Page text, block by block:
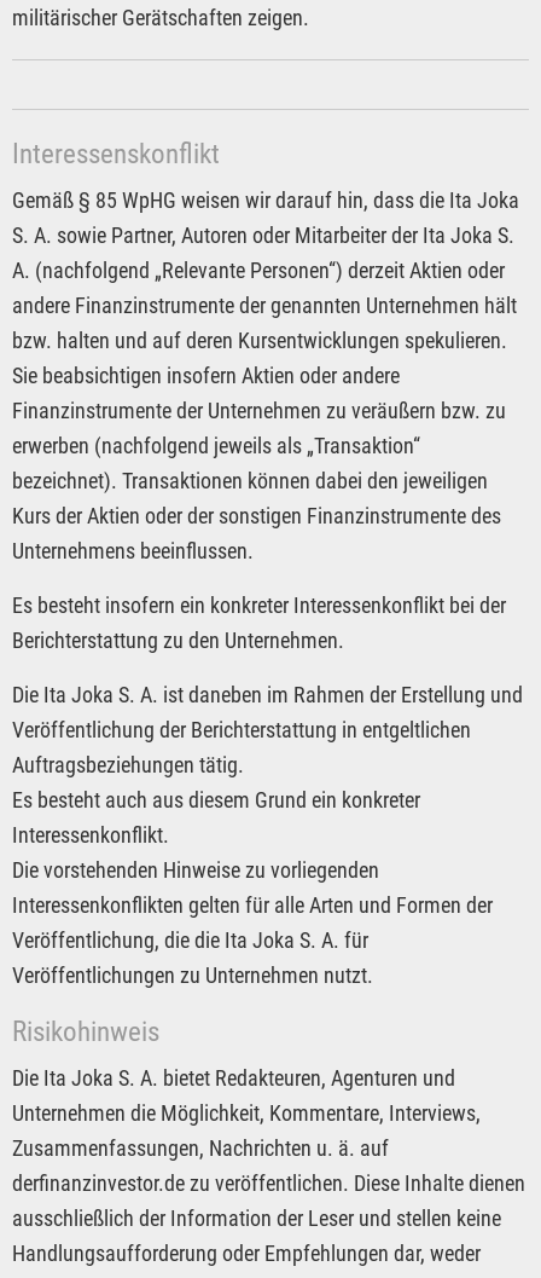
militärischer Gerätschaften zeigen.
Interessenskonflikt
Gemäß § 85 WpHG weisen wir darauf hin, dass die Ita Joka
S. A. sowie Partner, Autoren oder Mitarbeiter der Ita Joka S.
A. (nachfolgend „Relevante Personen“) derzeit Aktien oder
andere Finanzinstrumente der genannten Unternehmen hält
bzw. halten und auf deren Kursentwicklungen spekulieren.
Sie beabsichtigen insofern Aktien oder andere
Finanzinstrumente der Unternehmen zu veräußern bzw. zu
erwerben (nachfolgend jeweils als „Transaktion“
bezeichnet). Transaktionen können dabei den jeweiligen
Kurs der Aktien oder der sonstigen Finanzinstrumente des
Unternehmens beeinflussen.
Es besteht insofern ein konkreter Interessenkonflikt bei der
Berichterstattung zu den Unternehmen.
Die Ita Joka S. A. ist daneben im Rahmen der Erstellung und
Veröffentlichung der Berichterstattung in entgeltlichen
Auftragsbeziehungen tätig.
Es besteht auch aus diesem Grund ein konkreter
Interessenkonflikt.
Die vorstehenden Hinweise zu vorliegenden
Interessenkonflikten gelten für alle Arten und Formen der
Veröffentlichung, die die Ita Joka S. A. für
Veröffentlichungen zu Unternehmen nutzt.
Risikohinweis
Die Ita Joka S. A. bietet Redakteuren, Agenturen und
Unternehmen die Möglichkeit, Kommentare, Interviews,
Zusammenfassungen, Nachrichten u. ä. auf
derfinanzinvestor.de zu veröffentlichen. Diese Inhalte dienen
ausschließlich der Information der Leser und stellen keine
Handlungsaufforderung oder Empfehlungen dar, weder